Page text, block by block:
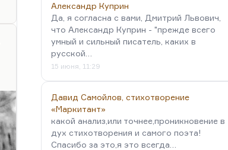
Александр Куприн
Да, я согласна с вами, Дмитрий Львович,
что Александр Куприн - "прежде всего
умный и сильный писатель, каких в
русской…
15 июня, 11:29
Давид Самойлов, стихотворение
«Маркитант»
какой анализ,или точнее,проникновение в
дух стихотворения и самого поэта!
Спасибо за это,я это всегда…